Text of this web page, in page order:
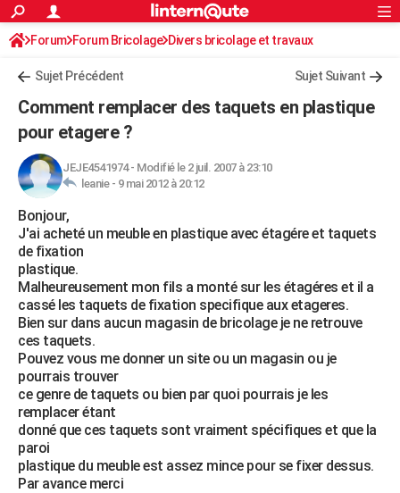
ACTUALITÉS
Politique
Société
Faits Divers
Education
Monde
Villes
+
Programme TV
Streaming
Sorties cinéma
FINANCE
Retraite
Impôts
Epargne
Immobilier
Risques naturels par ville
Banque
Assurance
Crédit
AUTO
Essais
Réserver un essai
Citadines
Berlines
SUV
Forum auto
HIGH-TECH
Mobiles
Meilleur smartphone
Internet
Ordinateurs
Jeux vidéo
Guide high-tech
+BRICOLAGE
Forum
Aménagement intérieur
Extérieur
Cuisine
Salle de bains
Jardinage
Rangement
WEEK-END
Guides de France
Escapades
Patrimoine
Expositions
Musées
Week-end nature
+LIFESTYLE
Art de vivre
Bien-être
Loisirs
Mode
Modes de vie
SANTE
Alimentation
Guide de la santé
Maladies
Médicaments
Sommeil
VOYAGE
Destinations
City break
Voyage nature
Voyage de noces
Forum
Climat
+PHOTO
GUIDES D'ACHAT
Rechercher
S'inscrire
Connexion
Forum Forum Bricolage Divers bricolage et travaux
Sujet Précédent Sujet Suivant
Comment remplacer des taquets en plastique
pour etagere ?
JEJE4541974- Modifié le 2 juil. 2007 à 23:10
leanie - 9 mai 2012 à 20:12
Bonjour,
J'ai acheté un meuble en plastique avec étagére et taquets
de fixation
plastique.
Malheureusement mon fils a monté sur les étagéres et il a
cassé les taquets de fixation specifique aux etageres.
Bien sur dans aucun magasin de bricolage je ne retrouve
ces taquets.
Pouvez vous me donner un site ou un magasin ou je
pourrais trouver
ce genre de taquets ou bien par quoi pourrais je les
remplacer étant
donné que ces taquets sont vraiment spécifiques et que la
paroi
plastique du meuble est assez mince pour se fixer dessus.
Par avance merci